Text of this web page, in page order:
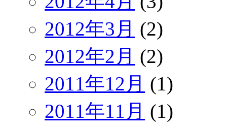
2012年3月 (2)
2012年2月 (2)
2011年12月 (1)
2011年11月 (1)